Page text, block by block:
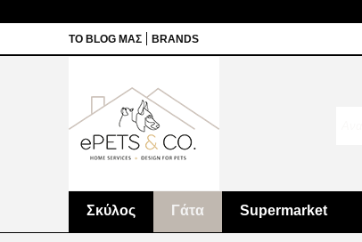
ΤΟ BLOG ΜΑΣ BRANDS
Σκύλος Γάτα Supermarket